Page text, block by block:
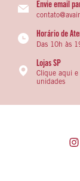
Envie email
Horário de
Das 10h às
Lojas SP
Clique aqui e
unidades